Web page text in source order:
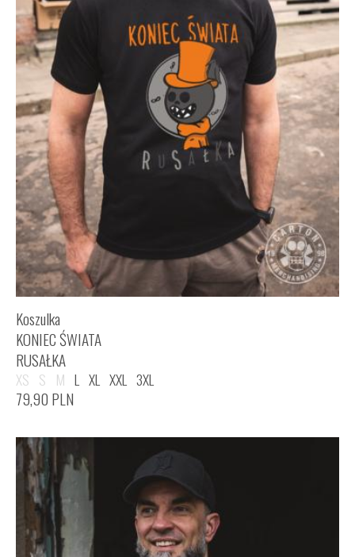
Koszulka
KONIEC ŚWIATA
RUSAŁKA
XS S M L XL XXL 3XL
79,90 PLN